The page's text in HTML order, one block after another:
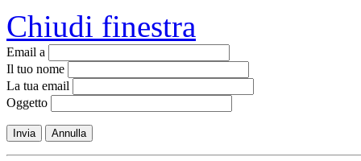
Chiudi finestra
Email a
Il tuo nome
La tua email
Oggetto
Invia Annulla